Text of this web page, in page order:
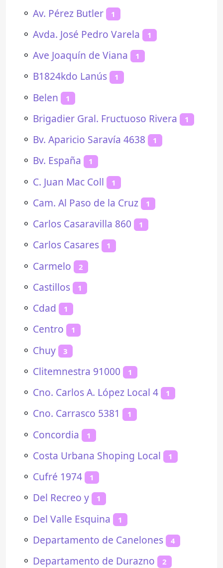
⚬ Av. Pérez Butler 1
⚬ Avda. José Pedro Varela 1
⚬ Ave Joaquín de Viana 1
⚬ B1824kdo Lanús 1
⚬ Belen 1
⚬ Brigadier Gral. Fructuoso Rivera 1
⚬ Bv. Aparicio Saravía 4638 1
⚬ Bv. España 1
⚬ C. Juan Mac Coll 1
⚬ Cam. Al Paso de la Cruz 1
⚬ Carlos Casaravilla 860 1
⚬ Carlos Casares 1
⚬ Carmelo 2
⚬ Castillos 1
⚬ Cdad 1
⚬ Centro 1
⚬ Chuy 3
⚬ Clitemnestra 91000 1
⚬ Cno. Carlos A. López Local 4 1
⚬ Cno. Carrasco 5381 1
⚬ Concordia 1
⚬ Costa Urbana Shoping Local 1
⚬ Cufré 1974 1
⚬ Del Recreo y 1
⚬ Del Valle Esquina 1
⚬ Departamento de Canelones 4
⚬ Departamento de Durazno 2